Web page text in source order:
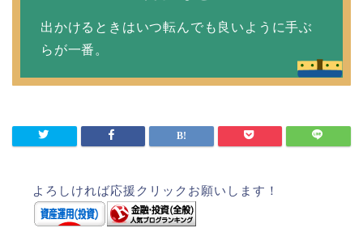
出かけるときはいつ転んでも良いように手ぶ
らが一番。
よろしければ応援クリックお願いします！